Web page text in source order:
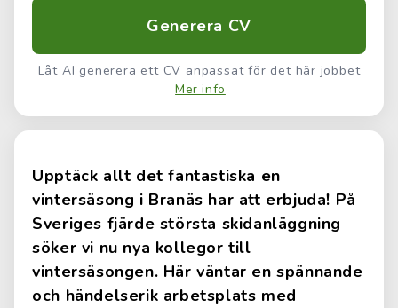
Generera CV
Låt AI generera ett CV anpassat för det här jobbet
Mer info
Upptäck allt det fantastiska en
vintersäsong i Branäs har att erbjuda! På
Sveriges fjärde största skidanläggning
söker vi nu nya kollegor till
vintersäsongen. Här väntar en spännande
och händelserik arbetsplats med